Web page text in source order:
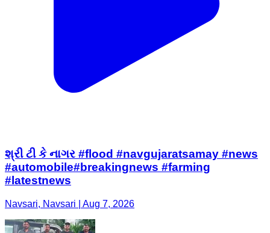
શ્રી ટી કે નાગર #flood #navgujaratsamay #news
#automobile#breakingnews #farming
#latestnews
Navsari, Navsari | Aug 7, 2026